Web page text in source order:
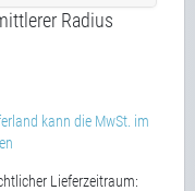
Radius
kann die MwSt. im
Lieferzeitraum: